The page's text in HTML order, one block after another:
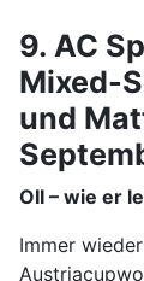
9. AC
Mixed-
und
OII – wie er
Immer